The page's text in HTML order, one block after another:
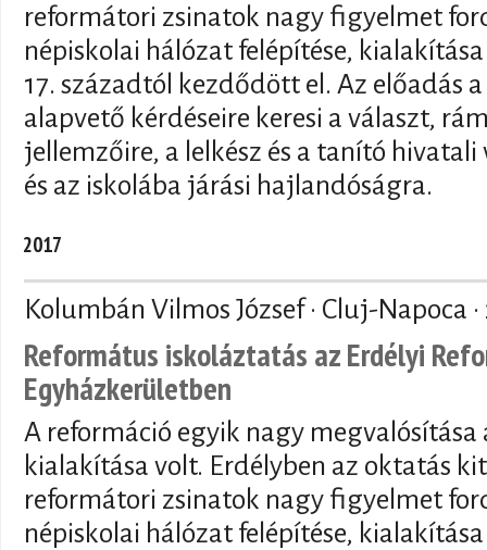
reformátori zsinatok nagy figyelmet
népiskolai hálózat felépítése,
17. századtól kezdődött el. Az előadás
alapvető kérdéseire keresi a választ,
jellemzőire, a lelkész és a tanító
és az iskolába járási hajlandóságra.
2017
Kolumbán Vilmos József · Cluj-Napoca ·
Református iskoláztatás az Erdélyi
Egyházkerületben
A reformáció egyik nagy megvalósítása
kialakítása volt. Erdélyben az oktatás
reformátori zsinatok nagy figyelmet
népiskolai hálózat felépítése,